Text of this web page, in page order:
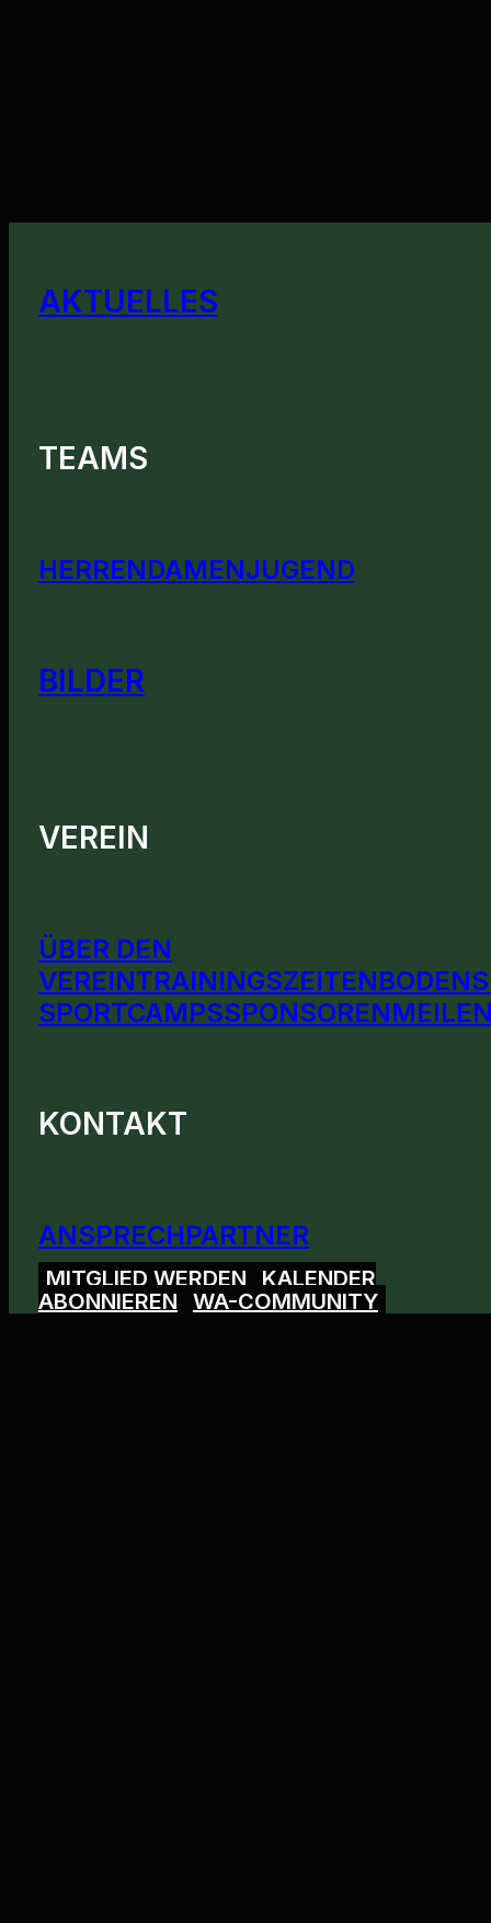
AKTUELLES
TEAMS
HERRENDAMENJUGEND
BILDER
VEREIN
ÜBER DEN
VEREINTRAININGSZEITEN
SPORTCAMPSSPONSOREN
KONTAKT
ANSPRECHPARTNER
MITGLIED WERDEN
KALENDER
ABONNIEREN
WA-COMMUNITY